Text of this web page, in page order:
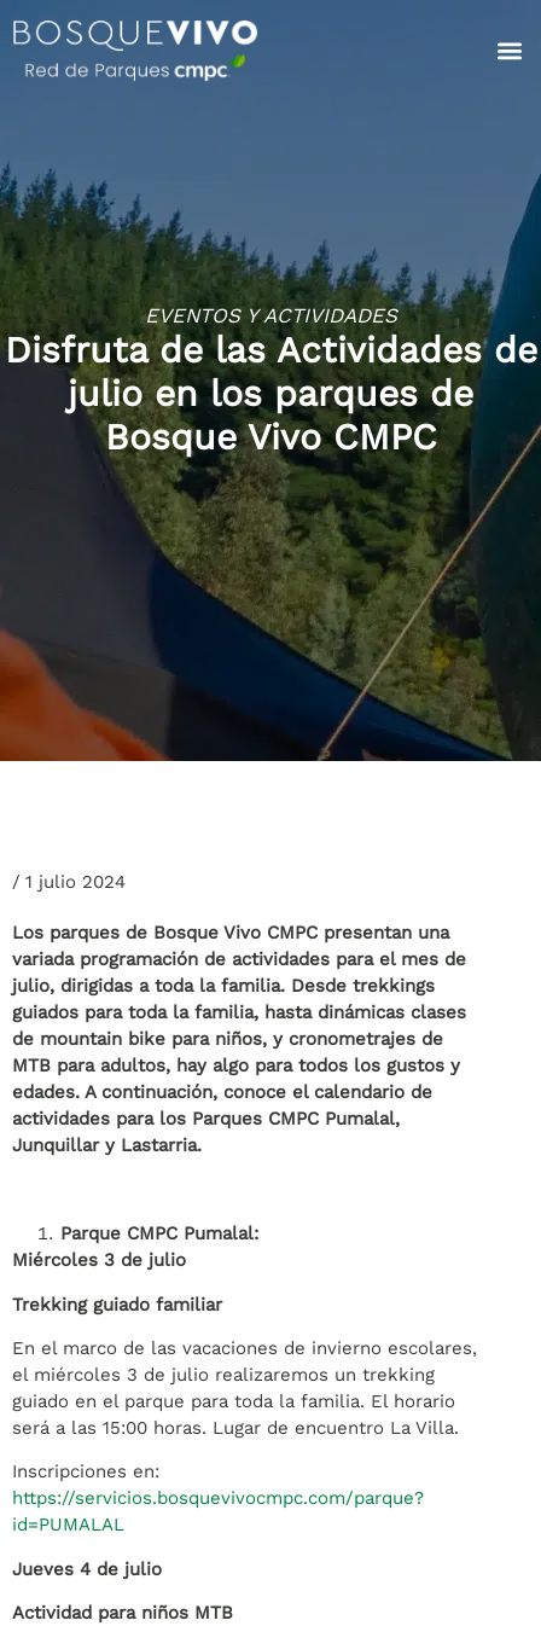
EVENTOS Y ACTIVIDADES
Disfruta de las Actividades de
julio en los parques de
Bosque Vivo CMPC
/ 1 julio 2024
Los parques de Bosque Vivo CMPC presentan una
variada programación de actividades para el mes de
julio, dirigidas a toda la familia. Desde trekkings
guiados para toda la familia, hasta dinámicas clases
de mountain bike para niños, y cronometrajes de
MTB para adultos, hay algo para todos los gustos y
edades. A continuación, conoce el calendario de
actividades para los Parques CMPC Pumalal,
Junquillar y Lastarria.
Parque CMPC Pumalal:
Miércoles 3 de julio
Trekking guiado familiar
En el marco de las vacaciones de invierno escolares,
el miércoles 3 de julio realizaremos un trekking
guiado en el parque para toda la familia. El horario
será a las 15:00 horas. Lugar de encuentro La Villa.
Inscripciones en:
https://servicios.bosquevivocmpc.com/parque?
id=PUMALAL
Jueves 4 de julio
Actividad para niños MTB